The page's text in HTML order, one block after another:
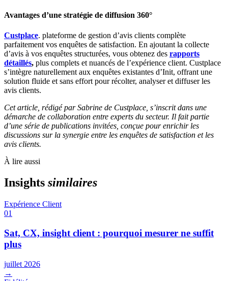
Avantages d’une stratégie de diffusion 360°
Custplace. plateforme de gestion d’avis clients complète
parfaitement vos enquêtes de satisfaction. En ajoutant la collecte
d’avis à vos enquêtes structurées, vous obtenez des rapports
détaillés, plus complets et nuancés de l’expérience client. Custplace
s’intègre naturellement aux enquêtes existantes d’Init, offrant une
solution fluide et sans effort pour récolter, analyser et diffuser les
avis clients.
Cet article, rédigé par Sabrine de Custplace, s’inscrit dans une
démarche de collaboration entre experts du secteur. Il fait partie
d’une série de publications invitées, conçue pour enrichir les
discussions sur la synergie entre les enquêtes de satisfaction et les
avis clients.
À lire aussi
Insights similaires
Expérience Client
01
Sat, CX, insight client : pourquoi mesurer ne suffit
plus
juillet 2026
→